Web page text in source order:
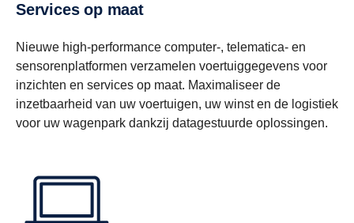
Services op maat
Nieuwe high-performance computer-, telematica- en
sensorenplatformen verzamelen voertuiggegevens voor
inzichten en services op maat. Maximaliseer de
inzetbaarheid van uw voertuigen, uw winst en de logistiek
voor uw wagenpark dankzij datagestuurde oplossingen.